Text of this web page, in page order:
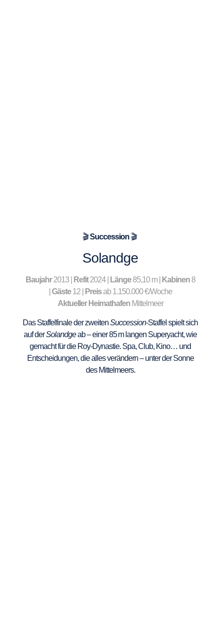
🎬Succession 🎬
Solandge
Baujahr2013 | Refit2024 | Länge85,10 m | Kabinen8
Gäste12 | Preisab 1.150.000 €/Woche
Aktueller Heimathafen Mittelmeer
Das Staffelfinale der zweitenSuccession-Staffel spielt sich
auf derSolandgeab – einer 85 m langen Superyacht, wie
gemacht für die Roy-Dynastie. Spa, Club, Kino… und
Entscheidungen, die alles verändern – unter der Sonne
des Mittelmeers.